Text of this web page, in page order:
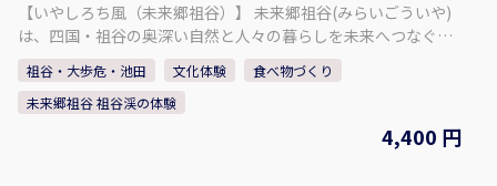
【いやしろち風（未来郷祖谷）】 未来郷祖谷(みらいごういや)
は、四国・祖谷の奥深い自然と人々の暮らしを未来へつなぐ
「物語の語り部」です。ここで過ごす時間は、観光地を巡る旅
ではなく、「忘れていた自分に出会う旅」です。静寂の中で心
をほどき、自然と共に生きる豊かさを思い出す──。未来郷祖
谷は、祖谷の自然と文化を「未来への贈り物」として伝える場
であり、同時に訪れる人の人生に新しい気づきを灯す存在であ
祖谷・大歩危・池田 文化体験
食べ物づくり
未来郷祖谷 祖谷渓の体験
4,400 円